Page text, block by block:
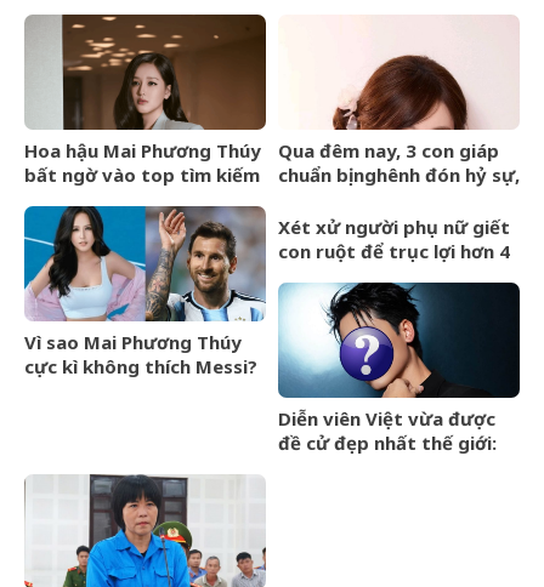
Hoa hậu Mai Phương Thúy
bất ngờ vào top tìm kiếm
vọt
Qua đêm nay, 3 con giáp
chuẩn bị nghênh đón hỷ sự,
hương hóa Rồng hóa
Phượng
Vì sao Mai Phương Thúy
cực kì không thích Messi?
Xét xử người phụ nữ giết
con ruột để trục lợi hơn 4
Diễn viên Việt vừa được
đề cử đẹp nhất thế giới: